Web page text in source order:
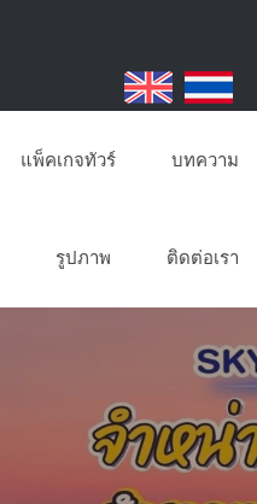
แพ็คเกจทัวร์ บทความ
รูปภาพ ติดต่อเรา